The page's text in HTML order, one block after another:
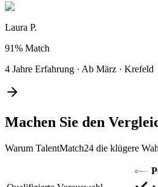
Laura P.
91% Match
4 Jahre Erfahrung · Ab März · Krefeld
Machen Sie den
Warum TalentMatch24 die klügere